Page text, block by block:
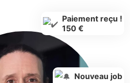
Paiement reçu !
150 €
Nouveau job